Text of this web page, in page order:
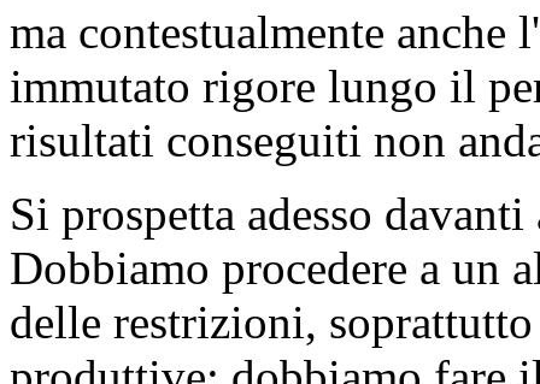
ma contestualmente anche
immutato rigore lungo il
risultati conseguiti non
Si prospetta adesso
Dobbiamo procedere a un
delle restrizioni,